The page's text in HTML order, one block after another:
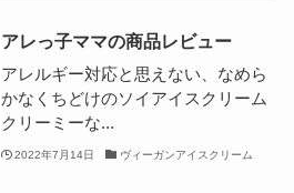
アレっ子ママの商品レビュー
アレルギー対応と思えない、なめら
かなくちどけのソイアイスクリーム
クリーミーな...
2022年7月14日 ヴィーガンアイスクリーム